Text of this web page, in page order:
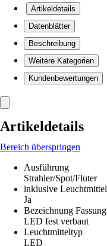
Artikeldetails
Datenblätter
Beschreibung
Weitere Kategorien
Kundenbewertungen
Artikeldetails
Bereich überspringen
Ausführung
Strahler/Spot/Fluter
inklusive Leuchtmittel
Ja
Bezeichnung Fassung
LED fest verbaut
Leuchtmitteltyp
LED